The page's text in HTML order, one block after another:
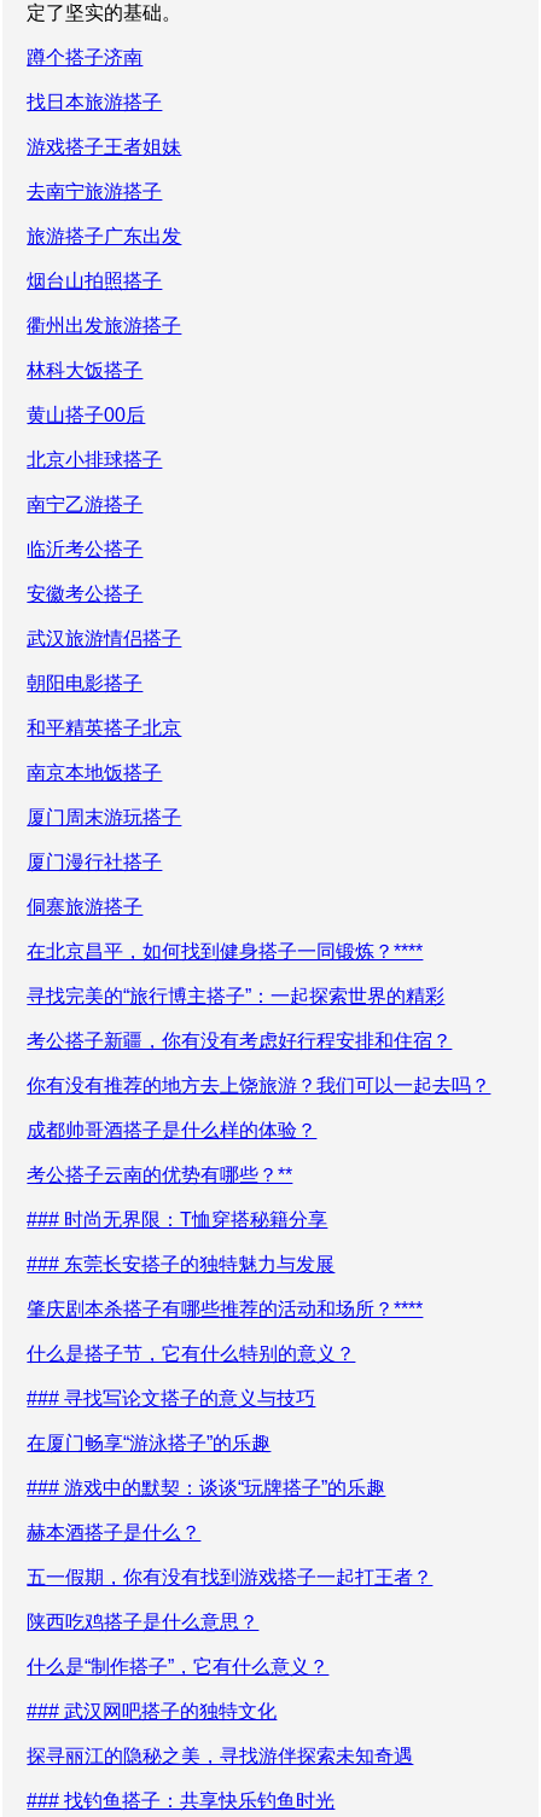
定了坚实的基础。
蹲个搭子济南
找日本旅游搭子
游戏搭子王者姐妹
去南宁旅游搭子
旅游搭子广东出发
烟台山拍照搭子
衢州出发旅游搭子
林科大饭搭子
黄山搭子00后
北京小排球搭子
南宁乙游搭子
临沂考公搭子
安徽考公搭子
武汉旅游情侣搭子
朝阳电影搭子
和平精英搭子北京
南京本地饭搭子
厦门周末游玩搭子
厦门漫行社搭子
侗寨旅游搭子
在北京昌平，如何找到健身搭子一同锻炼？****
寻找完美的“旅行博主搭子”：一起探索世界的精彩
考公搭子新疆，你有没有考虑好行程安排和住宿？
你有没有推荐的地方去上饶旅游？我们可以一起去吗？
成都帅哥酒搭子是什么样的体验？
考公搭子云南的优势有哪些？**
### 时尚无界限：T恤穿搭秘籍分享
### 东莞长安搭子的独特魅力与发展
肇庆剧本杀搭子有哪些推荐的活动和场所？****
什么是搭子节，它有什么特别的意义？
### 寻找写论文搭子的意义与技巧
在厦门畅享“游泳搭子”的乐趣
### 游戏中的默契：谈谈“玩牌搭子”的乐趣
赫本酒搭子是什么？
五一假期，你有没有找到游戏搭子一起打王者？
陕西吃鸡搭子是什么意思？
什么是“制作搭子”，它有什么意义？
### 武汉网吧搭子的独特文化
探寻丽江的隐秘之美，寻找游伴探索未知奇遇
### 找钓鱼搭子：共享快乐钓鱼时光